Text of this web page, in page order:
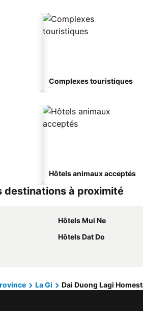
Complexes touristiques
Hôtels animaux acceptés
destinations à proximité
Hôtels Mui Ne
Hôtels Dat Do
La Gi Dai Duong Lagi